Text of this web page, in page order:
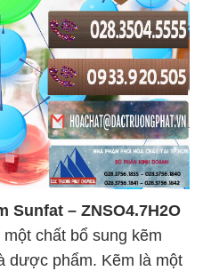
Sunfat – ZNSO4.7H2O
chất bổ sung kẽm
dược phẩm. Kẽm là một